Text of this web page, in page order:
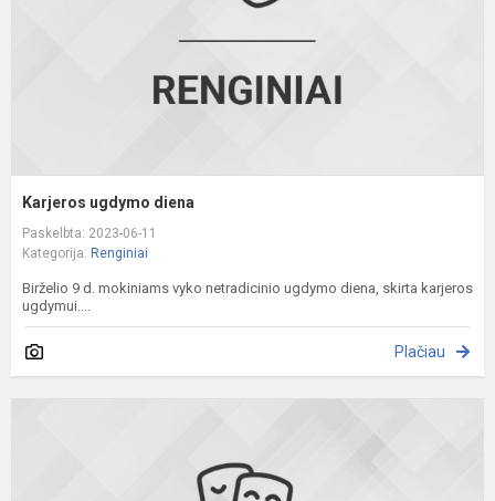
Karjeros ugdymo diena
Paskelbta: 2023-06-11
Kategorija: Renginiai
Birželio 9 d. mokiniams vyko netradicinio ugdymo diena, skirta karjeros
ugdymui....
Plačiau